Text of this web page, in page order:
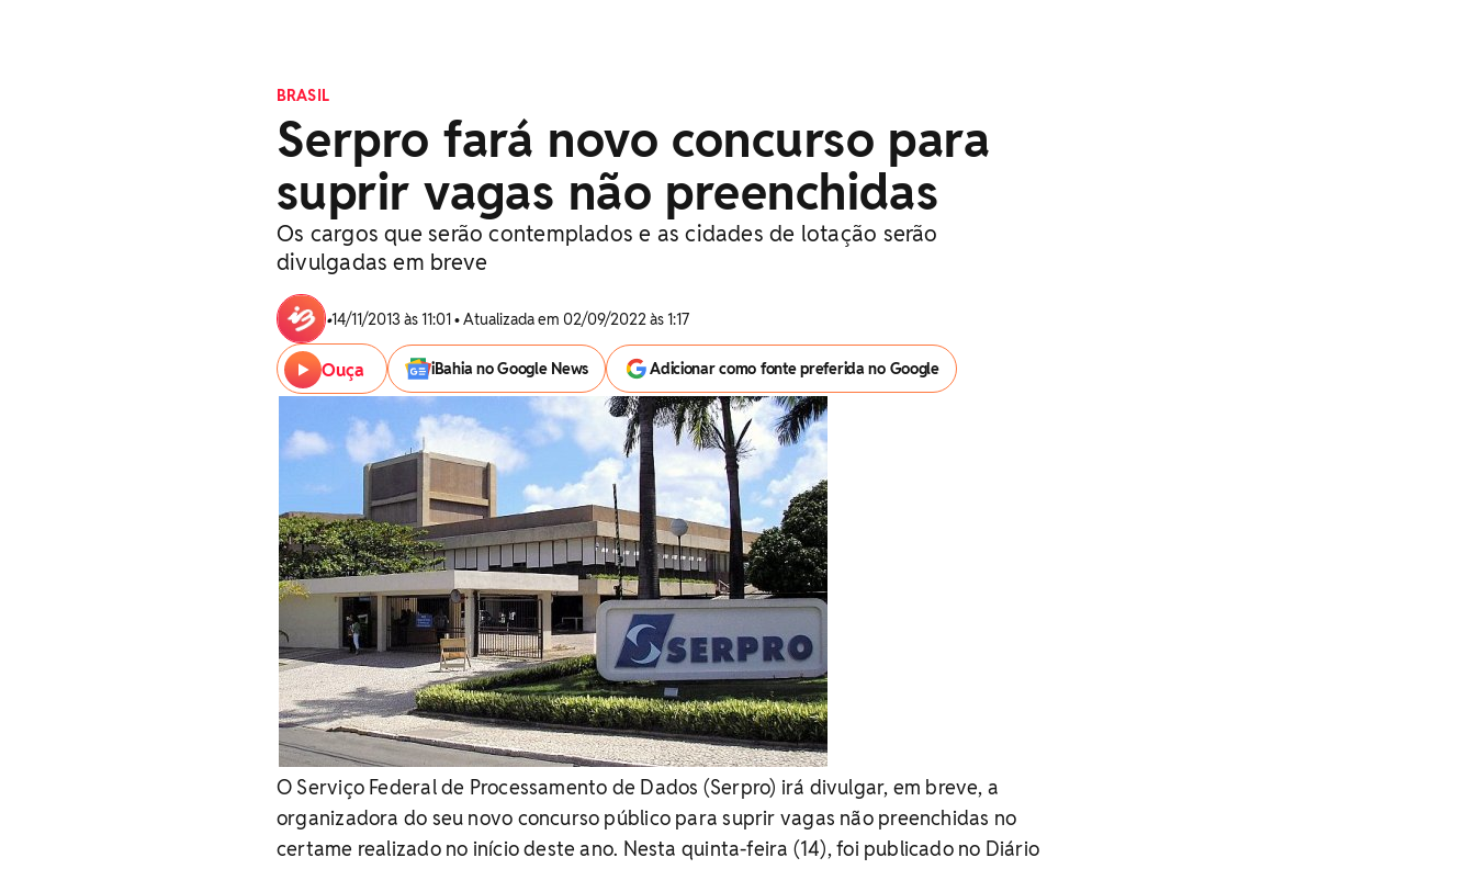
BRASIL
Serpro fará novo concurso para
suprir vagas não preenchidas
Os cargos que serão contemplados e as cidades de lotação serão
divulgadas em breve
•14/11/2013 às 11:01 • Atualizada em 02/09/2022 às 1:17
Ouça iBahia no Google News Adicionar como fonte preferida no Google
O Serviço Federal de Processamento de Dados (Serpro) irá divulgar, em breve, a
organizadora do seu novo concurso público para suprir vagas não preenchidas no
certame realizado no início deste ano. Nesta quinta-feira (14), foi publicado no Diário